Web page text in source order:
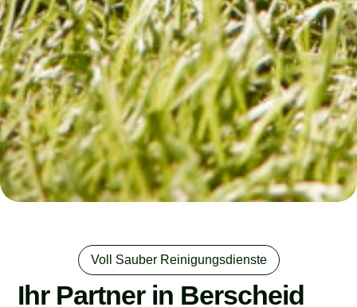
Voll Sauber Reinigungsdienste
Ihr Partner in Berscheid